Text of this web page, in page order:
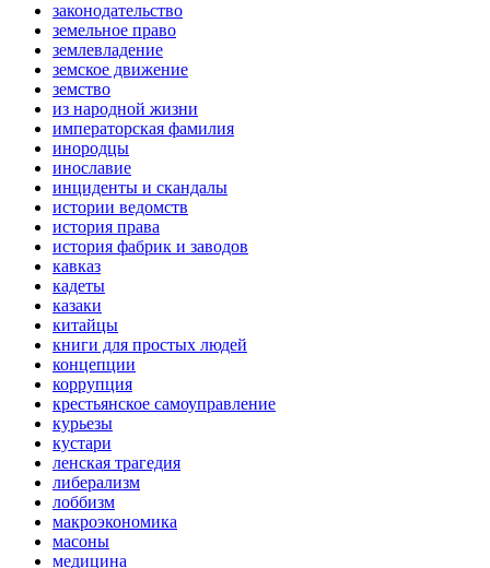
законодательство
земельное право
землевладение
земское движение
земство
из народной жизни
императорская фамилия
инородцы
инославие
инциденты и скандалы
истории ведомств
история права
история фабрик и заводов
кавказ
кадеты
казаки
китайцы
книги для простых людей
концепции
коррупция
крестьянское самоуправление
курьезы
кустари
ленская трагедия
либерализм
лоббизм
макроэкономика
масоны
медицина